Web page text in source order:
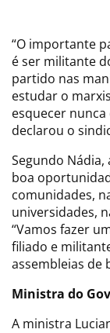
“O importante
é ser militante
partido nas
estudar o
esquecer
declarou o
Segundo
boa
comunidades,
universidades,
“Vamos fazer
filiado e
assembleias de
Ministra do
A ministra